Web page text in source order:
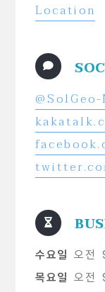
Location
수요일 오전
목요일 오전